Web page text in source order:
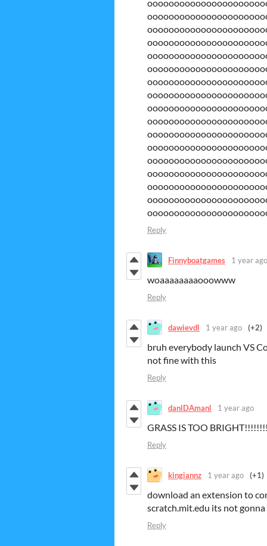
Reply
Finnyboatgames 1 year ago
woaaaaaaaaooowww
Reply
dawievdl 1 year ago (+2)
bruh everybody launch VS
not fine with this
Reply
danlDAmanl 1 year ago
GRASS IS TOO
Reply
kingiannz 1 year ago (+1)
download an extension to
scratch.mit.edu its not
Reply